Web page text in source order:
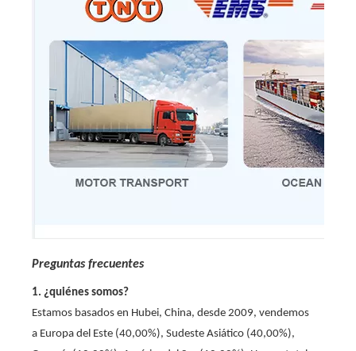
Preguntas frecuentes
1. ¿quiénes somos?
Estamos basados ​​en Hubei, China, desde 2009, vendemos
a Europa del Este (40,00%), Sudeste Asiático (40,00%),